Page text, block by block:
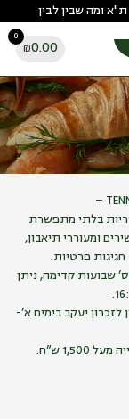
ומה שבין לבין
0
₪0.00
בלתי מתפשרת
ומעוררי תיאבון,
פרטיות.
מס’ שבועות קדימה, ניתן
לזכרון יעקב בימים א’-